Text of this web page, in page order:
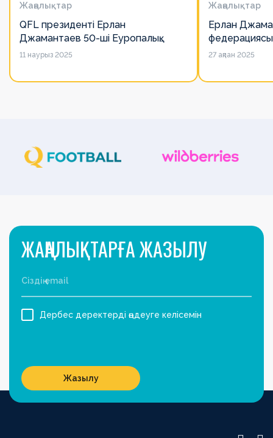
Жаңалықтар
QFL президенті Ерлан
Джамантаев 50-ші Еуропалық
лигалар Бас ассамблеясына
11 наурыз 2025
Жаңалықтар
Ерлан
есімін
27 ақпан 2025
ЖАҢАЛЫҚТАРҒА ЖАЗЫЛУ
Дербес деректерді өңдеуге келісемін
Жазылу